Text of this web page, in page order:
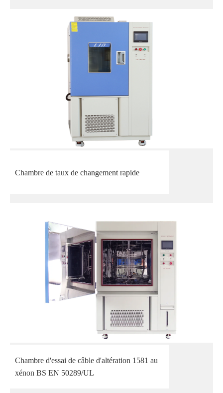
Chambre de taux de changement rapide
Chambre d'essai de câble d'altération 1581 au
xénon BS EN 50289/UL